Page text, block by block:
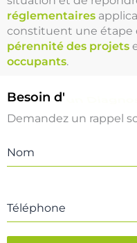
réglementaires
constituent une étape
pérennité des projets
occupants.
Besoin d'
Demandez un rappel
Nom
Téléphone